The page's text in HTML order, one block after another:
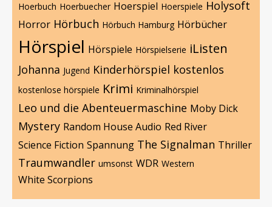
Hoerbuch Hoerbuecher Hoerspiel Hoerspiele Holysoft
Horror Hörbuch Hörbuch Hamburg Hörbücher
Hörspiel Hörspiele Hörspielserie iListen
Johanna Jugend Kinderhörspiel kostenlos
kostenlose hörspiele Krimi Kriminalhörspiel
Leo und die Abenteuermaschine Moby Dick
Mystery Random House Audio Red River
Science Fiction Spannung The Signalman Thriller
Traumwandler umsonst WDR Western
White Scorpions